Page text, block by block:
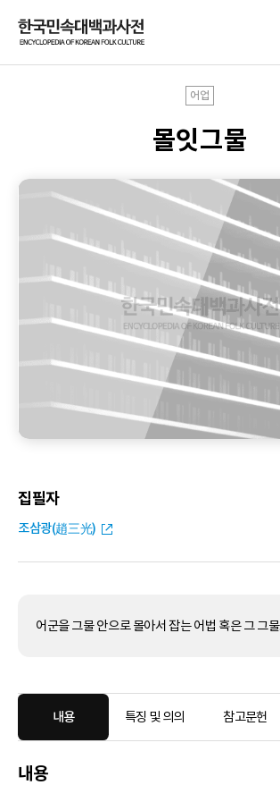
어업
몰잇그물
집필자
조삼광(趙三光)
어군을 그물 안으로 몰아서 잡는 어법 혹은 그 그물.
내용 특징 및 의의 참고문헌
내용